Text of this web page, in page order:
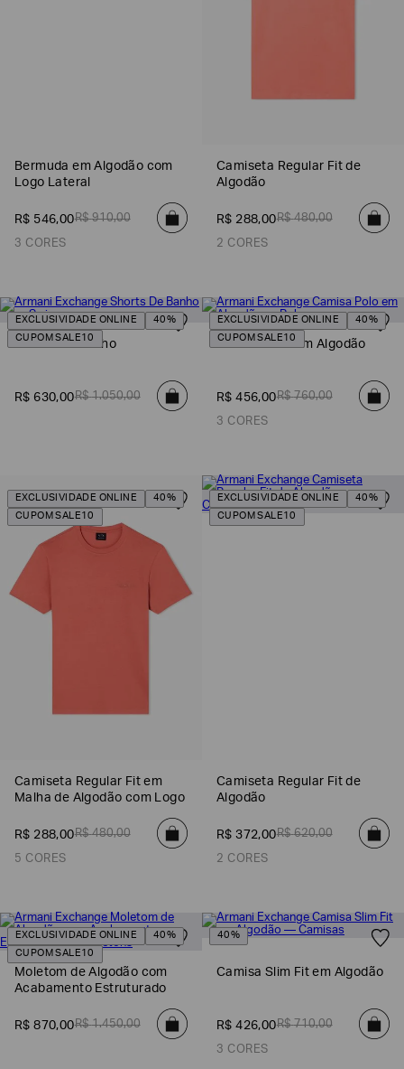
Bermuda em Algodão com
Logo Lateral
R$ 546,00R$ 910,00
3 CORES
Camiseta Regular Fit de
Algodão
R$ 288,00R$ 480,00
2 CORES
EXCLUSIVIDADE ONLINE
40%
CUPOM SALE10
Shorts De Banho
R$ 630,00R$ 1.050,00
EXCLUSIVIDADE ONLINE
40%
CUPOM SALE10
Camisa Polo em Algodão
R$ 456,00R$ 760,00
3 CORES
EXCLUSIVIDADE ONLINE
40%
CUPOM SALE10
Camiseta Regular Fit em
Malha de Algodão com Logo
R$ 288,00R$ 480,00
5 CORES
EXCLUSIVIDADE ONLINE
40%
CUPOM SALE10
Camiseta Regular Fit de
Algodão
R$ 372,00R$ 620,00
2 CORES
EXCLUSIVIDADE ONLINE
40%
CUPOM SALE10
Moletom de Algodão com
Acabamento Estruturado
R$ 870,00R$ 1.450,00
40%
Camisa Slim Fit em Algodão
R$ 426,00R$ 710,00
3 CORES